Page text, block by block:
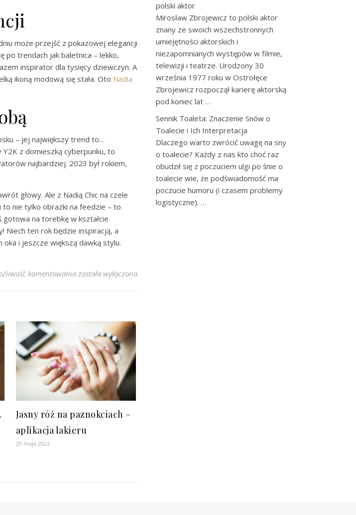
może przejść z pokazowej elegancji
po trendach jak baletnica – lekko,
inspirator dla tysięcy dziewczyn. A
ikoną modową się stała. Oto Nadia
– jej największy trend to…
z domieszką cyberpunku, to
najbardziej. 2023 był rokiem,
głowy. Ale z Nadią Chic na czele
nie tylko obrazki na feedzie – to
na torebkę w kształcie
Niech ten rok będzie inspiracją, a
i jeszcze większą dawką stylu.
komentowaniaNadia Chic: Najnowsze Trendy i Stylizacje 2023
została wyłączona
Jasny róż na paznokciach –
aplikacja lakieru
29 maja 2023
polski aktor
Mirosław Zbrojewicz to polski aktor
znany ze swoich wszechstronnych
umiejętności aktorskich i
niezapomnianych występów w filmie,
telewizji i teatrze. Urodzony 30
września 1977 roku w Ostrołęce
Zbrojewicz rozpoczął karierę aktorską
pod koniec lat …
Sennik Toaleta: Znaczenie Snów o
Toalecie i Ich Interpretacja
Dlaczego warto zwrócić uwagę na sny
o toalecie? Każdy z nas kto choć raz
obudził się z poczuciem ulgi po śnie o
toalecie wie, że podświadomość ma
poczucie humoru (i czasem problemy
logistyczne). …